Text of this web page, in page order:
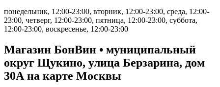
понедельник, 12:00-23:00, вторник, 12:00-23:00, среда, 12:00-
23:00, четверг, 12:00-23:00, пятница, 12:00-23:00, суббота,
12:00-23:00, воскресенье, 12:00-23:00
Магазин БонВин • муниципальный
округ Щукино, улица Берзарина, дом
30А на карте Москвы